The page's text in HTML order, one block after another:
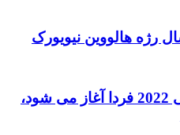
طوفان قهرمانان جهانی 2022 فردا آغاز می شود،